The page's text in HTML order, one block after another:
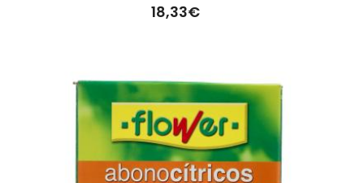
18,33€